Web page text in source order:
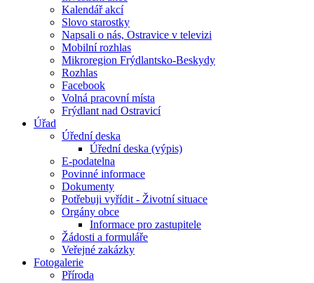
Kalendář akcí
Slovo starostky
Napsali o nás, Ostravice v televizi
Mobilní rozhlas
Mikroregion Frýdlantsko-Beskydy
Rozhlas
Facebook
Volná pracovní místa
Frýdlant nad Ostravicí
Úřad
Úřední deska
Úřední deska (výpis)
E-podatelna
Povinné informace
Dokumenty
Potřebuji vyřídit - Životní situace
Orgány obce
Informace pro zastupitele
Žádosti a formuláře
Veřejné zakázky
Fotogalerie
Příroda